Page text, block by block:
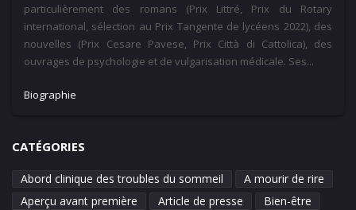
particulièrement des romans (Prix Littré, Prix du Rotary
international, sélection au Prix Tangente de lycéens 2022), des
nouvelles (Prix Cesare Pavese, Prix Città di Cattolica), des
ouvrages de psychologie et de vulgarisation médicale. Ses...
Biographie
CATÉGORIES
Abord clinique des troubles du sommeil
A mourir de rire
Aperçu avant première
Article de presse
Bien-être